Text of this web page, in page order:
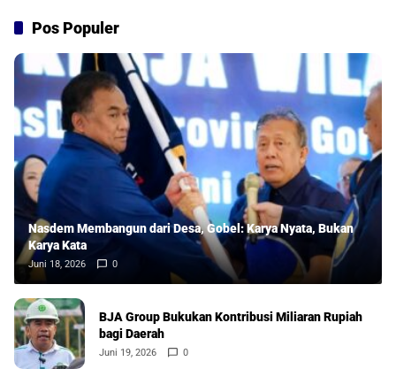
Pos Populer
Nasdem Membangun dari Desa, Gobel: Karya Nyata, Bukan
Karya Kata
Juni 18, 2026 0
BJA Group Bukukan Kontribusi Miliaran Rupiah
bagi Daerah
Juni 19, 2026 0